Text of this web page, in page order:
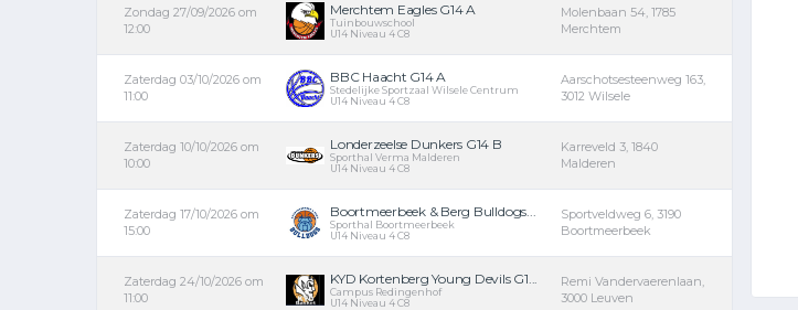
Zondag 27/09/2026 om
12:00
Merchtem Eagles G14 A
Tuinbouwschool
U14 Niveau 4 C8
Molenbaan 54, 1785
Merchtem
Zaterdag 03/10/2026 om
11:00
BBC Haacht G14 A
Stedelijke Sportzaal Wilsele Centrum
U14 Niveau 4 C8
Aarschotsesteenweg 163,
3012 Wilsele
Zaterdag 10/10/2026 om
10:00
Londerzeelse Dunkers G14 B
Sporthal Verma Malderen
U14 Niveau 4 C8
Karreveld 3, 1840
Malderen
Zaterdag 17/10/2026 om
15:00
Boortmeerbeek & Berg Bulldogs...
Sporthal Boortmeerbeek
U14 Niveau 4 C8
Sportveldweg 6, 3190
Boortmeerbeek
Zaterdag 24/10/2026 om
11:00
KYD Kortenberg Young Devils G1...
Campus Redingenhof
U14 Niveau 4 C8
Remi Vandervaerenlaan,
3000 Leuven